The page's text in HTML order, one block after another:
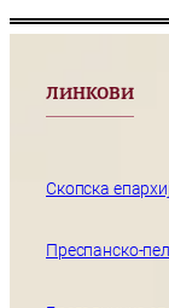
ЛИНКОВИ
Скопска
Преспанско-